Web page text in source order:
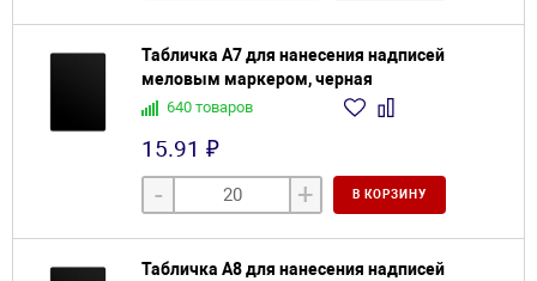
Табличка А7 для нанесения надписей
меловым маркером, черная
640 товаров
15.91 ₽
- + В КОРЗИНУ
Табличка А8 для нанесения надписей